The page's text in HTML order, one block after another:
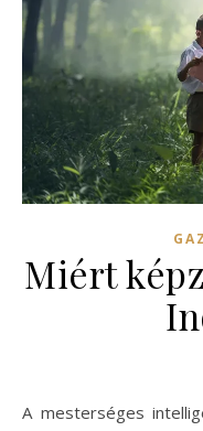
Miért
A mesterséges intelligencia (AI) fejlődése napjaink egyik